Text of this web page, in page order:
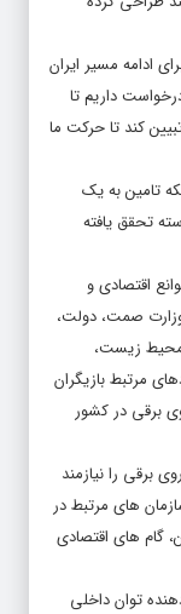
ادامه مسیر ایران
داریم تا
کند تا حرکت ما
تامین به یک
تحقق یافته
اقتصادی و
صمت، دولت،
محیط زیست،
مرتبط بازیگران
برقی در کشور
را نیازمند
های مرتبط در
گام های اقتصادی
توان داخلی